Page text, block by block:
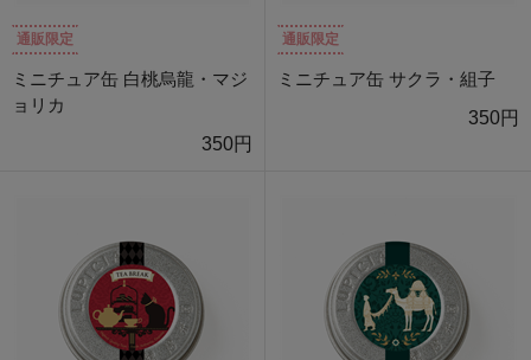
通販限定
ミニチュア缶 白桃烏龍・マジ
ョリカ
350円
通販限定
ミニチュア缶 サクラ・組子
350円